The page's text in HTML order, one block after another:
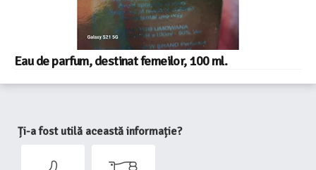
Eau de parfum, destinat femeilor, 100 ml.
Ți-a fost utilă această informație?